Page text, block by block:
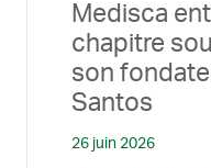
Medisca
chapitre
son
Santos
26 juin 2026